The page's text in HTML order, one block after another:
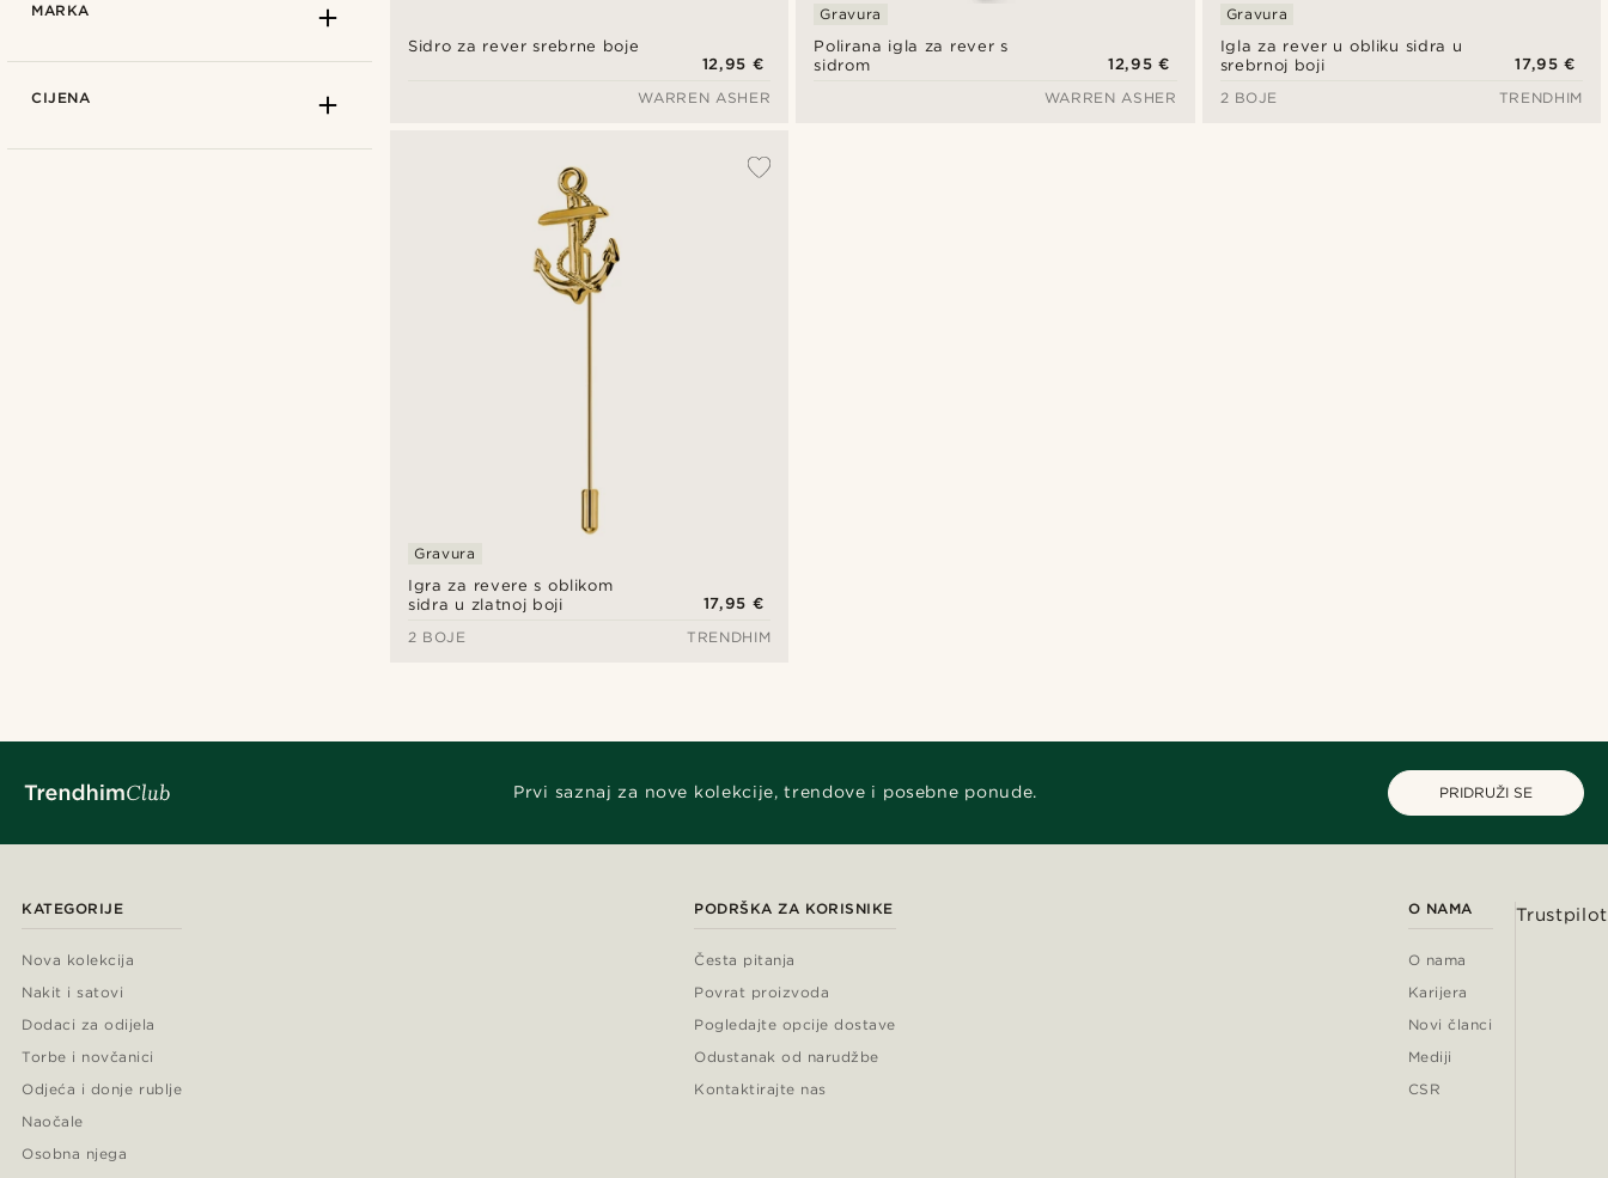
Sidro za rever srebrne boje
12,95 €
WARREN ASHER
Polirana igla za rever s
sidrom
Gravura
12,95 €
WARREN ASHER
Igla za rever u obliku sidra u
srebrnoj boji
Gravura
17,95 €
2 BOJE
TRENDHIM
Igra za revere s oblikom
sidra u zlatnoj boji
Gravura
17,95 €
2 BOJE
TRENDHIM
MARKA
CIJENA
Prvi saznaj za nove kolekcije, trendove i posebne ponude. PRIDRUŽI SE
KATEGORIJE
Nova kolekcija
Nakit i satovi
Dodaci za odijela
Torbe i novčanici
Odjeća i donje rublje
Naočale
Osobna njega
PODRŠKA ZA KORISNIKE
Česta pitanja
Povrat proizvoda
Pogledajte opcije dostave
Odustanak od narudžbe
Kontaktirajte nas
O NAMA
O nama
Karijera
Novi članci
Mediji
CSR
Trustpilot